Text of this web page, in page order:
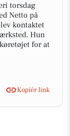
torsdag
Netto på
kontaktet
Hun
for at
Kopiér link